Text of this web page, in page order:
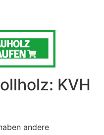
KVH
andere